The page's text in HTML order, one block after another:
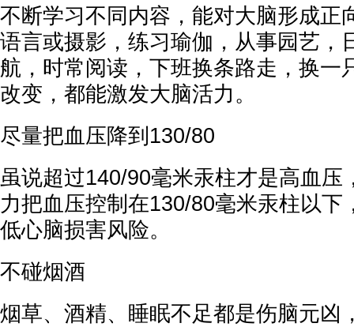
不断学习不同内容，能对大脑形成正
语言或摄影，练习瑜伽，从事园艺，
航，时常阅读，下班换条路走，换一
改变，都能激发大脑活力。
尽量把血压降到130/80
虽说超过140/90毫米汞柱才是高血压
力把血压控制在130/80毫米汞柱以下
低心脑损害风险。
不碰烟酒
烟草、酒精、睡眠不足都是伤脑元凶